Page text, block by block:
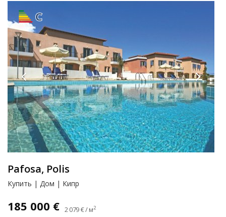
C
Pafosa, Polis
Купить | Дом | Кипр
185 000 € 2 079 € / м2